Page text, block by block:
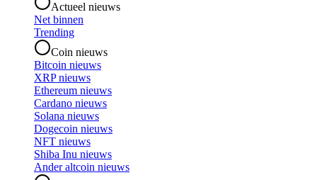
Actueel nieuws
Net binnen
Trending
Coin nieuws
Bitcoin nieuws
XRP nieuws
Ethereum nieuws
Cardano nieuws
Solana nieuws
Dogecoin nieuws
NFT nieuws
Shiba Inu nieuws
Ander altcoin nieuws